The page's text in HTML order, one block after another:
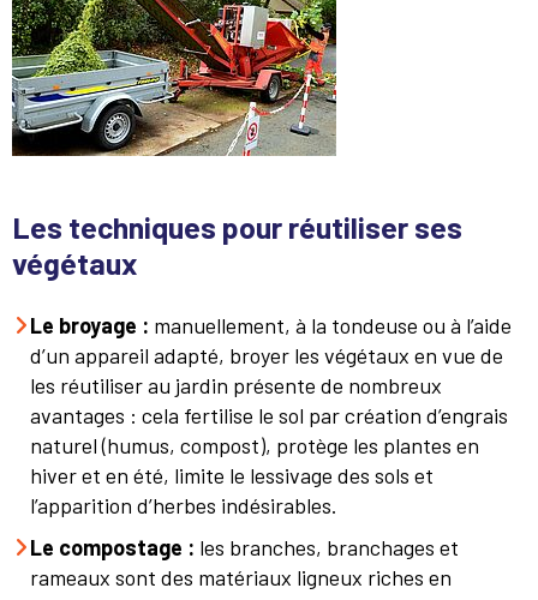
Les techniques pour réutiliser ses
végétaux
Le broyage : manuellement, à la tondeuse ou à l’aide
d’un appareil adapté, broyer les végétaux en vue de
les réutiliser au jardin présente de nombreux
avantages : cela fertilise le sol par création d’engrais
naturel (humus, compost), protège les plantes en
hiver et en été, limite le lessivage des sols et
l’apparition d’herbes indésirables.
Le compostage : les branches, branchages et
rameaux sont des matériaux ligneux riches en